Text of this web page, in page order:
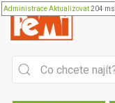
AdministraceAktualizovat204 ms